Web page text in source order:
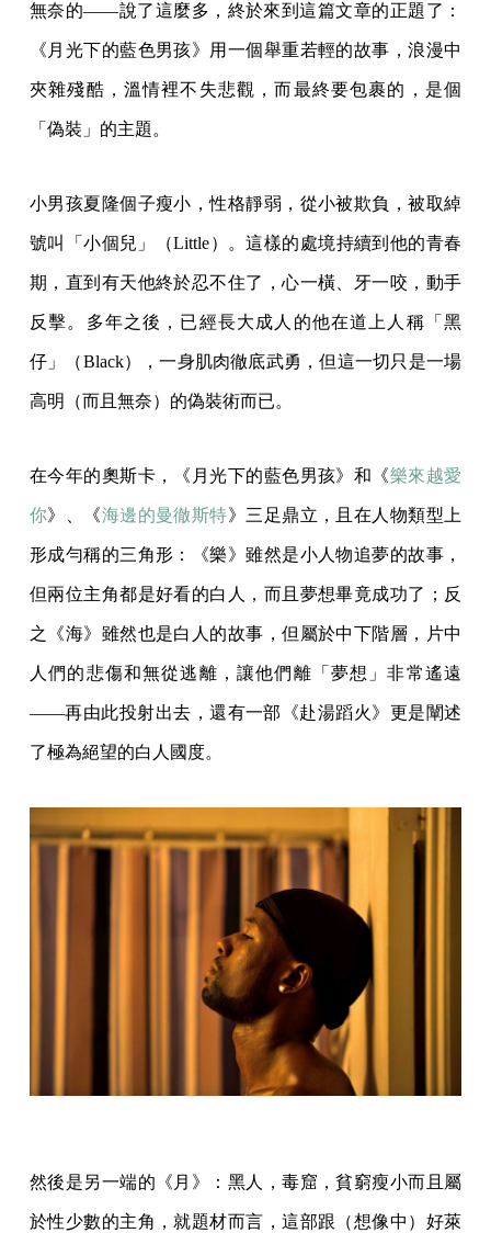
無奈的——說了這麼多，終於來到這篇文章的正題了：
《月光下的藍色男孩》用一個舉重若輕的故事，浪漫中
夾雜殘酷，溫情裡不失悲觀，而最終要包裹的，是個
「偽裝」的主題。
小男孩夏隆個子瘦小，性格靜弱，從小被欺負，被取綽
號叫「小個兒」（Little）。這樣的處境持續到他的青春
期，直到有天他終於忍不住了，心一橫、牙一咬，動手
反擊。多年之後，已經長大成人的他在道上人稱「黑
仔」（Black），一身肌肉徹底武勇，但這一切只是一場
高明（而且無奈）的偽裝術而已。
在今年的奧斯卡，《月光下的藍色男孩》和《樂來越愛
你》、《海邊的曼徹斯特》三足鼎立，且在人物類型上
形成勻稱的三角形：《樂》雖然是小人物追夢的故事，
但兩位主角都是好看的白人，而且夢想畢竟成功了；反
之《海》雖然也是白人的故事，但屬於中下階層，片中
人們的悲傷和無從逃離，讓他們離「夢想」非常遙遠
——再由此投射出去，還有一部《赴湯蹈火》更是闡述
了極為絕望的白人國度。
然後是另一端的《月》：黑人，毒窟，貧窮瘦小而且屬
於性少數的主角，就題材而言，這部跟（想像中）好萊